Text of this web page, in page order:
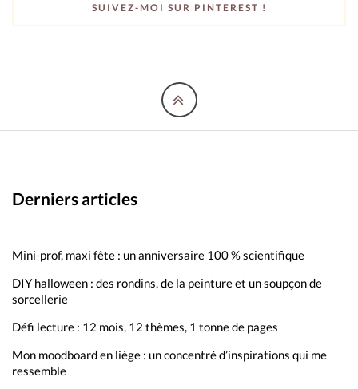
SUIVEZ-MOI SUR PINTEREST !
Derniers articles
Mini-prof, maxi fête : un anniversaire 100 % scientifique
DIY halloween : des rondins, de la peinture et un soupçon de
sorcellerie
Défi lecture : 12 mois, 12 thèmes, 1 tonne de pages
Mon moodboard en liège : un concentré d’inspirations qui me
ressemble